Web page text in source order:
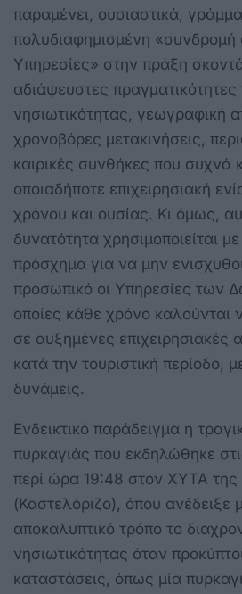
παραμένει, ουσιαστικά,
πολυδιαφημισμένη «συνδρομή
Υπηρεσίες» στην πράξη
αδιάψευστες πραγματικότητες
νησιωτικότητας, γεωγραφική
χρονοβόρες μετακινήσεις,
καιρικές συνθήκες που συχνά
οποιαδήποτε επιχειρησιακή
χρόνου και ουσίας. Κι όμως,
δυνατότητα χρησιμοποιείται
πρόσχημα για να μην
προσωπικό οι Υπηρεσίες των
οποίες κάθε χρόνο καλούνται
σε αυξημένες επιχειρησιακές
κατά την τουριστική περίοδο,
δυνάμεις.
Ενδεικτικό παράδειγμα η
πυρκαγιάς που εκδηλώθηκε
περί ώρα 19:48 στον ΧΥΤΑ της
(Καστελόριζο), όπου ανέδειξε
αποκαλυπτικό τρόπο το
νησιωτικότητας όταν
καταστάσεις, όπως μία